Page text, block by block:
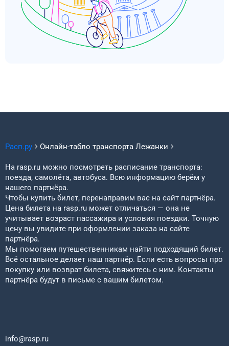
Расп.ру Онлайн-табло транспорта Лежанки
На rasp.ru можно посмотреть расписание транспорта:
поезда, самолёта, автобуса. Всю информацию берём у
нашего партнёра.
Чтобы купить билет, перенаправим вас на сайт партнёра.
Цена билета на rasp.ru может отличаться — она не
учитывает возраст пассажира и условия поездки. Точную
цену вы увидите при оформлении заказа на сайте
партнёра.
Мы помогаем путешественникам найти подходящий билет.
Всё остальное делает наш партнёр. Если есть вопросы про
покупку или возврат билета, свяжитесь с ним. Контакты
партнёра будут в письме с вашим билетом.
info@rasp.ru